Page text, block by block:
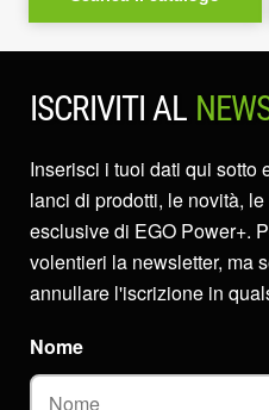
ISCRIVITI AL
Inserisci i tuoi dati qui sotto
lanci di prodotti, le novità,
esclusive di EGO Power+.
volentieri la newsletter, ma
annullare l'iscrizione in
Nome